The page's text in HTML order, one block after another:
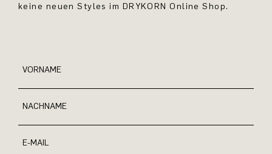
keine neuen Styles im DRYKORN Online Shop.
VORNAME
NACHNAME
E-MAIL